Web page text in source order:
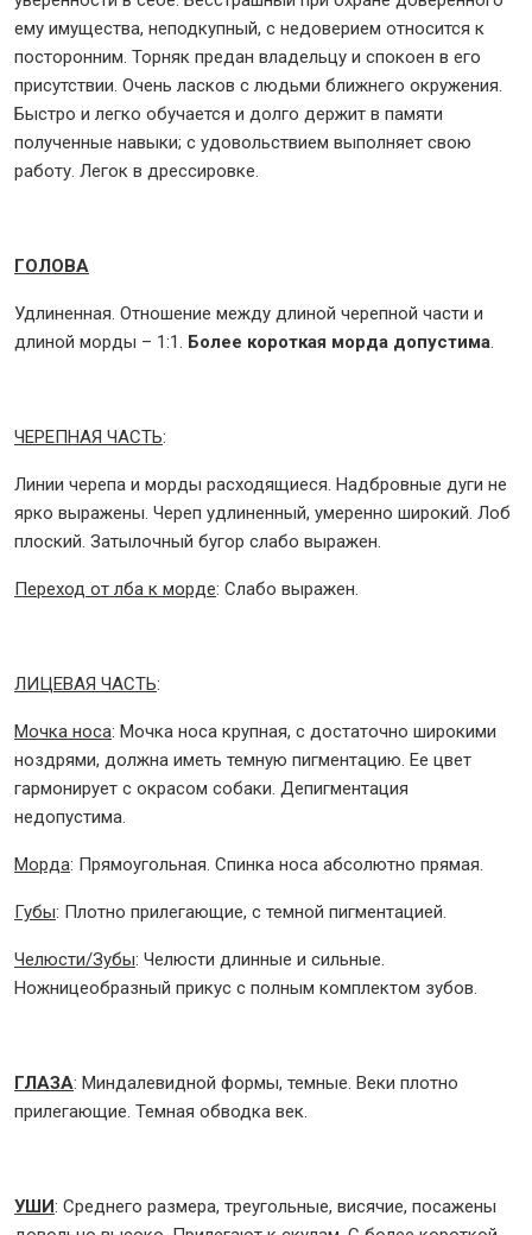
ему имущества, неподкупный, с недоверием относится к
посторонним. Торняк предан владельцу и спокоен в его
присутствии. Очень ласков с людьми ближнего окружения.
Быстро и легко обучается и долго держит в памяти
полученные навыки; с удовольствием выполняет свою
работу. Легок в дрессировке.
ГОЛОВА
Удлиненная. Отношение между длиной черепной части и
длиной морды – 1:1. Более короткая морда допустима.
ЧЕРЕПНАЯ ЧАСТЬ:
Линии черепа и морды расходящиеся. Надбровные дуги не
ярко выражены. Череп удлиненный, умеренно широкий. Лоб
плоский. Затылочный бугор слабо выражен.
Переход от лба к морде: Слабо выражен.
ЛИЦЕВАЯ ЧАСТЬ:
Мочка носа: Мочка носа крупная, с достаточно широкими
ноздрями, должна иметь темную пигментацию. Ее цвет
гармонирует с окрасом собаки. Депигментация
недопустима.
Морда: Прямоугольная. Спинка носа абсолютно прямая.
Губы: Плотно прилегающие, с темной пигментацией.
Челюсти/Зубы: Челюсти длинные и сильные.
Ножницеобразный прикус с полным комплектом зубов.
ГЛАЗА: Миндалевидной формы, темные. Веки плотно
прилегающие. Темная обводка век.
УШИ: Среднего размера, треугольные, висячие, посажены